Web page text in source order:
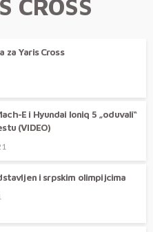
CROSS
za Yaris Cross
E i Hyundai Ioniq 5 „oduvali“
(VIDEO)
i srpskim olimpijcima